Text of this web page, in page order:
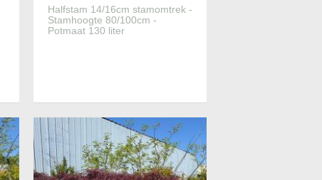
Halfstam 14/16cm stamomtrek -
Stamhoogte 80/100cm -
Potmaat 130 liter
Meer informatie